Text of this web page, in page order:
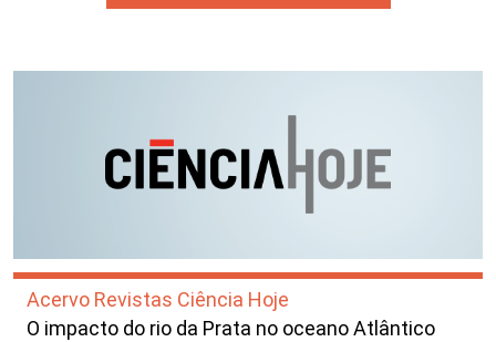
Acervo Revistas Ciência Hoje
O impacto do rio da Prata no oceano Atlântico